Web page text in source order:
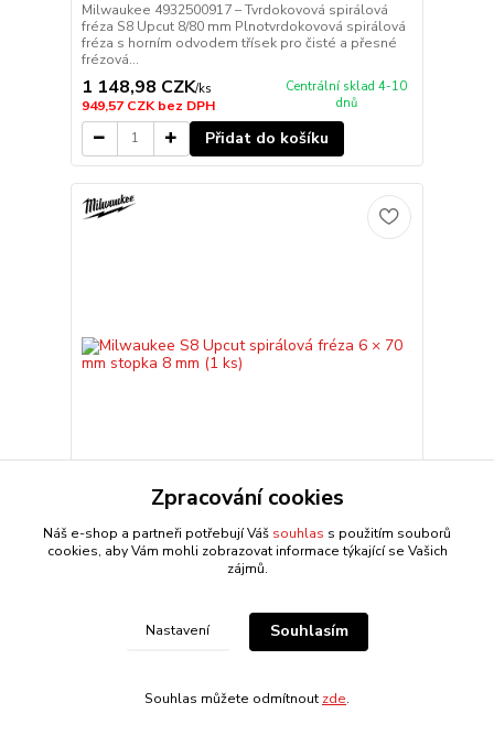
Milwaukee 4932500917 – Tvrdokovová spirálová
fréza S8 Upcut 8/80 mm Plnotvrdokovová spirálová
fréza s horním odvodem třísek pro čisté a přesné
frézová...
1 148,98 CZK/ks
949,57 CZKbez DPH
Centrální sklad 4-10
dnů
Přidat do košíku
Milwaukee S8 Upcut spirálová fréza 6 × 70 mm
stopka 8 mm (1 ks)
Milwaukee 4932500916 – Tvrdokovová spirálová
třísky směrem nahoru pro čistý povrch na spodní
straně obrob...
Centrální sklad 4-10
Přidat do košíku
Zpracování cookies
Náš e-shop a partneři potřebují Váš souhlas s použitím souborů
cookies, aby Vám mohli zobrazovat informace týkající se Vašich
zájmů.
Nastavení Souhlasím
Souhlas můžete odmítnout zde.